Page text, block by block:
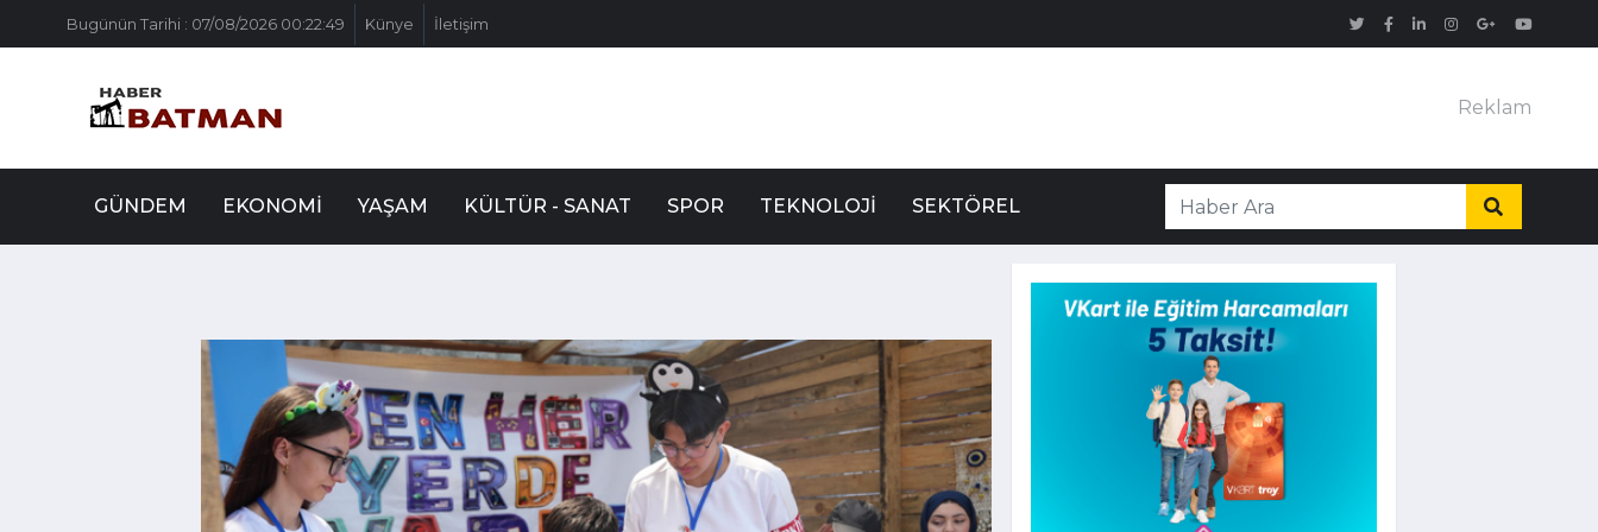
Bugünün Tarihi : 07/08/2026 00:22:49 Künye İletişim
Reklam
GÜNDEM EKONOMI YAŞAM KÜLTÜR - SANAT SPOR TEKNOLOJI SEKTÖREL